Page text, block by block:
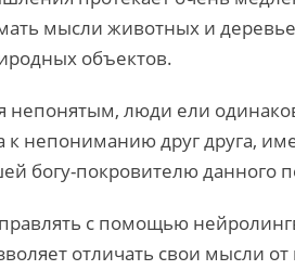
мысли животных и
объектов.
непонятым, люди ели
к непониманию друг друга,
богу-покровителю данного
с помощью
отличать свои мысли